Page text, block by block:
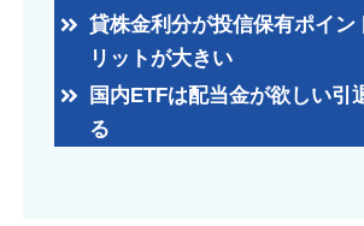
貸株金利分が投信保有ポイン
リットが大きい
国内ETFは配当金が欲しい引
る